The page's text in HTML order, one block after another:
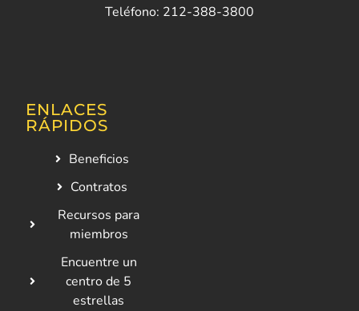
Teléfono: 212-388-3800
ENLACES
RÁPIDOS
Beneficios
Contratos
Recursos para
miembros
Encuentre un
centro de 5
estrellas